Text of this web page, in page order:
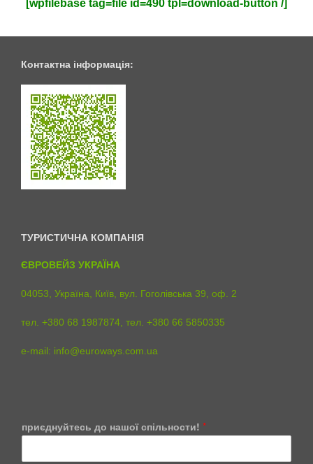
[wpfilebase tag=file id=490 tpl=download-button /]
Контактна інформація:
ТУРИСТИЧНА КОМПАНІЯ
ЄВРОВЕЙЗ УКРАЇНА
04053, Україна, Київ, вул. Гоголівська 39, оф. 2
тел. +380 68 1987874, тел. +380 66 5850335
e-mail: info@euroways.com.ua
u
приєднуйтесь до нашої спільности! *